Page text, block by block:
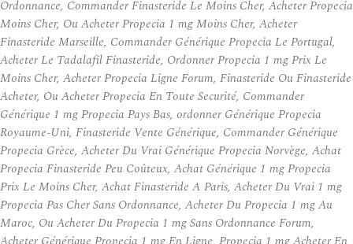
Ordonnance, Commander Finasteride Le Moins Cher, Acheter Propecia
Moins Cher, Ou Acheter Propecia 1 mg Moins Cher, Acheter
Finasteride Marseille, Commander Générique Propecia Le Portugal,
Acheter Le Tadalafil Finasteride, Ordonner Propecia 1 mg Prix Le
Moins Cher, Acheter Propecia Ligne Forum, Finasteride Ou Finasteride
Acheter, Ou Acheter Propecia En Toute Securité, Commander
Générique 1 mg Propecia Pays Bas, ordonner Générique Propecia
Royaume-Uni, Finasteride Vente Générique, Commander Générique
Propecia Grèce, Acheter Du Vrai Générique Propecia Norvège, Achat
Propecia Finasteride Peu Coûteux, Achat Générique 1 mg Propecia
Prix Le Moins Cher, Achat Finasteride A Paris, Acheter Du Vrai 1 mg
Propecia Pas Cher Sans Ordonnance, Acheter Du Propecia 1 mg Au
Maroc, Ou Acheter Du Propecia 1 mg Sans Ordonnance Forum,